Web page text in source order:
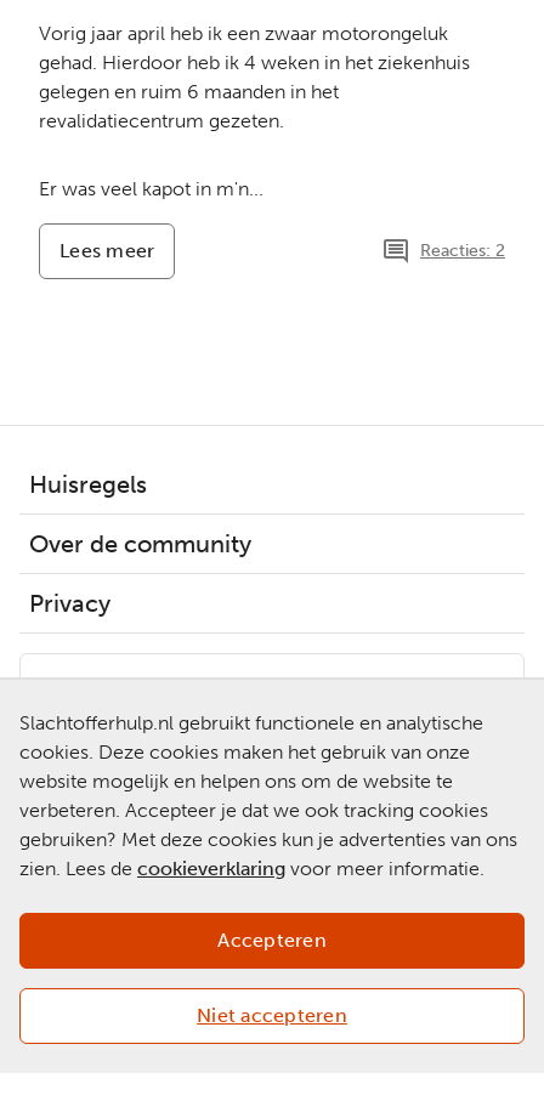
Slachtofferhulp.nl gebruikt functionele en analytische
cookies. Deze cookies maken het gebruik van onze
website mogelijk en helpen ons om de website te
verbeteren. Accepteer je dat we ook tracking cookies
gebruiken? Met deze cookies kun je advertenties van ons
zien. Lees de cookieverklaring voor meer informatie.
Niet accepteren
Accepteren
Vorig jaar april heb ik een zwaar motorongeluk
gehad. Hierdoor heb ik 4 weken in het ziekenhuis
gelegen en ruim 6 maanden in het
revalidatiecentrum gezeten.
Er was veel kapot in m'n...
Lees meer
Verkeersongeval
Reacties: 2
Huisregels
Over de community
Privacy
Neem contact op met een
van onze medewerkers.
0900-0101
Ga naar
Slachtofferhulp.nl
Chat met een